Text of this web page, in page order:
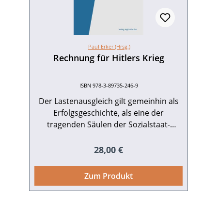
Paul Erker (Hrsg.)
Rechnung für Hitlers Krieg
ISBN 978-3-89735-246-9
Der Lastenausgleich gilt gemeinhin als
Erfolgsgeschichte, als eine der
tragenden Säulen der Sozialstaat-
sozialpolitischem Vorzeichen erfolgten
Bundesrepublik. Er beinhaltete die
Finanztransaktion der deutschen
Regulärer Preis:
28,00 €
Zum Produkt